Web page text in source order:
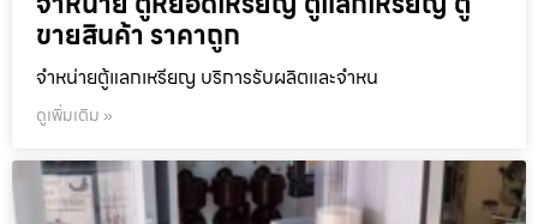
ขายสินค้า ราคาถูก
จำหน่ายตู้แลกเหรียญ บริการรับผลิตและจำหน
ดูเพิ่มเติม »